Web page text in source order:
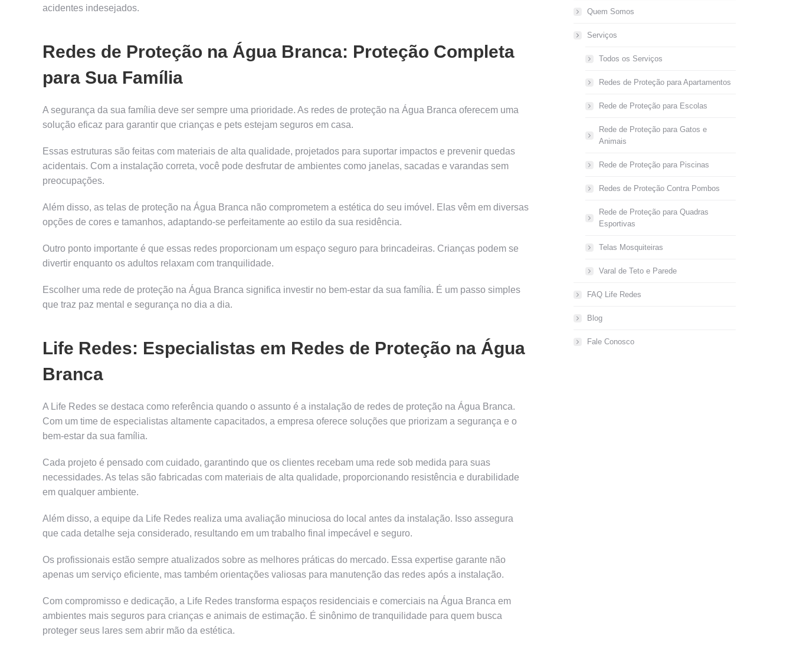
acidentes indesejados.
Redes de Proteção na Água Branca: Proteção Completa
para Sua Família
A segurança da sua família deve ser sempre uma prioridade. As redes de proteção na Água Branca oferecem uma
solução eficaz para garantir que crianças e pets estejam seguros em casa.
Essas estruturas são feitas com materiais de alta qualidade, projetados para suportar impactos e prevenir quedas
acidentais. Com a instalação correta, você pode desfrutar de ambientes como janelas, sacadas e varandas sem
preocupações.
Além disso, as telas de proteção na Água Branca não comprometem a estética do seu imóvel. Elas vêm em diversas
opções de cores e tamanhos, adaptando-se perfeitamente ao estilo da sua residência.
Outro ponto importante é que essas redes proporcionam um espaço seguro para brincadeiras. Crianças podem se
divertir enquanto os adultos relaxam com tranquilidade.
Escolher uma rede de proteção na Água Branca significa investir no bem-estar da sua família. É um passo simples
que traz paz mental e segurança no dia a dia.
Life Redes: Especialistas em Redes de Proteção na Água
Branca
A Life Redes se destaca como referência quando o assunto é a instalação de redes de proteção na Água Branca.
Com um time de especialistas altamente capacitados, a empresa oferece soluções que priorizam a segurança e o
bem-estar da sua família.
Cada projeto é pensado com cuidado, garantindo que os clientes recebam uma rede sob medida para suas
necessidades. As telas são fabricadas com materiais de alta qualidade, proporcionando resistência e durabilidade
em qualquer ambiente.
Além disso, a equipe da Life Redes realiza uma avaliação minuciosa do local antes da instalação. Isso assegura
que cada detalhe seja considerado, resultando em um trabalho final impecável e seguro.
Os profissionais estão sempre atualizados sobre as melhores práticas do mercado. Essa expertise garante não
apenas um serviço eficiente, mas também orientações valiosas para manutenção das redes após a instalação.
Com compromisso e dedicação, a Life Redes transforma espaços residenciais e comerciais na Água Branca em
ambientes mais seguros para crianças e animais de estimação. É sinônimo de tranquilidade para quem busca
proteger seus lares sem abrir mão da estética.
Quem Somos
Serviços
Todos os Serviços
Redes de Proteção para Apartamentos
Rede de Proteção para Escolas
Rede de Proteção para Gatos e
Animais
Rede de Proteção para Piscinas
Redes de Proteção Contra Pombos
Rede de Proteção para Quadras
Esportivas
Telas Mosquiteiras
Varal de Teto e Parede
FAQ Life Redes
Blog
Fale Conosco